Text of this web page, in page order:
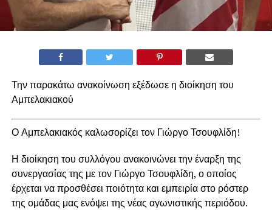
Την παρακάτω ανακοίνωση εξέδωσε η διοίκηση του
Αμπελακιακού
Ο Αμπελακιακός καλωσορίζει τον Γιώργο Τσουφλίδη!
Η διοίκηση του συλλόγου ανακοινώνει την έναρξη της
συνεργασίας της με τον Γιώργο Τσουφλίδη, ο οποίος
έρχεται να προσθέσει ποιότητα και εμπειρία στο ρόστερ
της ομάδας μας ενόψει της νέας αγωνιστικής περιόδου.